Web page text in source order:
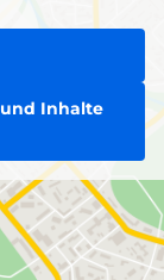
Inhalte